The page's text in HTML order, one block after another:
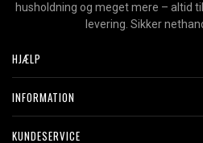
husholdning og meget mere – altid
levering. Sikker
HJÆLP
INFORMATION
KUNDESERVICE